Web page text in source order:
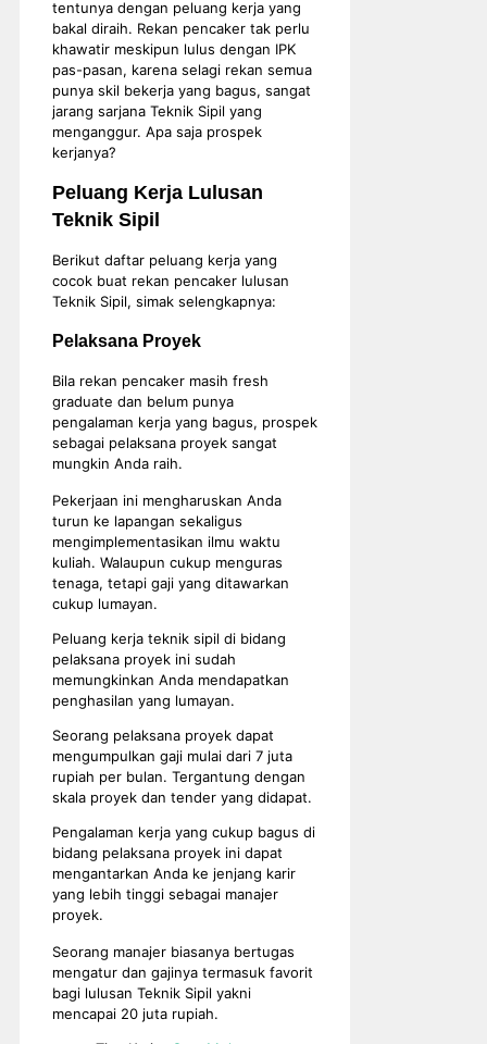
tentunya dengan peluang kerja yang
bakal diraih. Rekan pencaker tak perlu
khawatir meskipun lulus dengan IPK
pas-pasan, karena selagi rekan semua
punya skil bekerja yang bagus, sangat
jarang sarjana Teknik Sipil yang
menganggur. Apa saja prospek
kerjanya?
Peluang Kerja Lulusan
Teknik Sipil
Berikut daftar peluang kerja yang
cocok buat rekan pencaker lulusan
Teknik Sipil, simak selengkapnya:
Pelaksana Proyek
Bila rekan pencaker masih fresh
graduate dan belum punya
pengalaman kerja yang bagus, prospek
sebagai pelaksana proyek sangat
mungkin Anda raih.
Pekerjaan ini mengharuskan Anda
turun ke lapangan sekaligus
mengimplementasikan ilmu waktu
kuliah. Walaupun cukup menguras
tenaga, tetapi gaji yang ditawarkan
cukup lumayan.
Peluang kerja teknik sipil di bidang
pelaksana proyek ini sudah
memungkinkan Anda mendapatkan
penghasilan yang lumayan.
Seorang pelaksana proyek dapat
mengumpulkan gaji mulai dari 7 juta
rupiah per bulan. Tergantung dengan
skala proyek dan tender yang didapat.
Pengalaman kerja yang cukup bagus di
bidang pelaksana proyek ini dapat
mengantarkan Anda ke jenjang karir
yang lebih tinggi sebagai manajer
proyek.
Seorang manajer biasanya bertugas
mengatur dan gajinya termasuk favorit
bagi lulusan Teknik Sipil yakni
mencapai 20 juta rupiah.